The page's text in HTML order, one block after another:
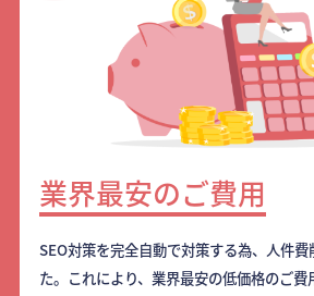
業界最安のご費用
SEO対策を完全自動で対策する為、人件
た。これにより、業界最安の低価格のご費